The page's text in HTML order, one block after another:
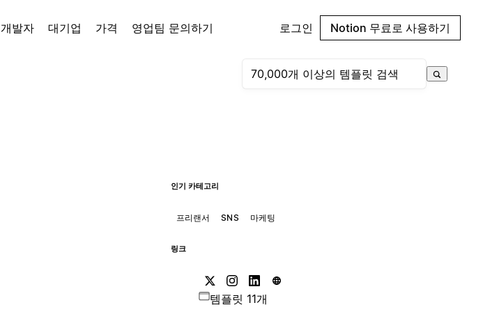
개발자 대기업 가격 영업팀 문의하기 로그인 Notion 무료로 사용하기
인기 카테고리
프리랜서 SNS 마케팅
링크
템플릿 11개